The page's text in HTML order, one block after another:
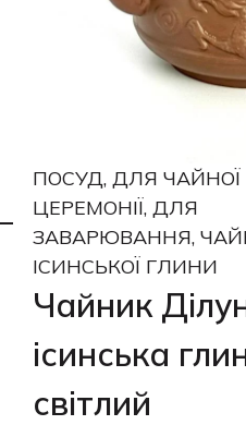
ПОСУД, ДЛЯ ЧАЙНОЇ
ЦЕРЕМОНІЇ, ДЛЯ
ЗАВАРЮВАННЯ,
ІСИНСЬКОЇ ГЛИНИ
Чайник
ісинська
світлий